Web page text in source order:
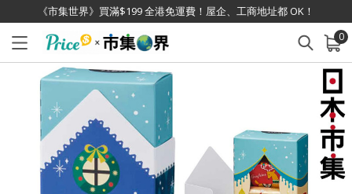
《市集世界》買滿$199 全港免運費！屋企、工商地址都 OK！
0
已加入購物車 查看